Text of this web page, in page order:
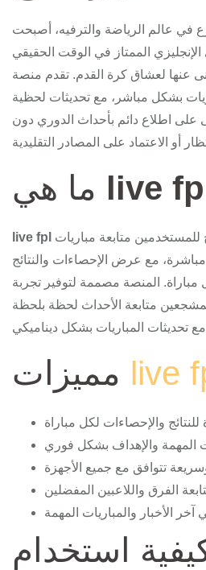
في عالم الرياضة والترفيه، أصبحت
الإنجليزي الممتاز في الوقت الحقيقي
بشكل مباشر، مع تحديثات لحظية
على اطلاع دائم بأحداث الدوري دون
live
live fpl
مباشرة، مع عرض الإحصاءات والنتائج
مباراة. المنصة مصممة لتوفير تجربة
متابعة الأحداث لحظة بلحظة
live